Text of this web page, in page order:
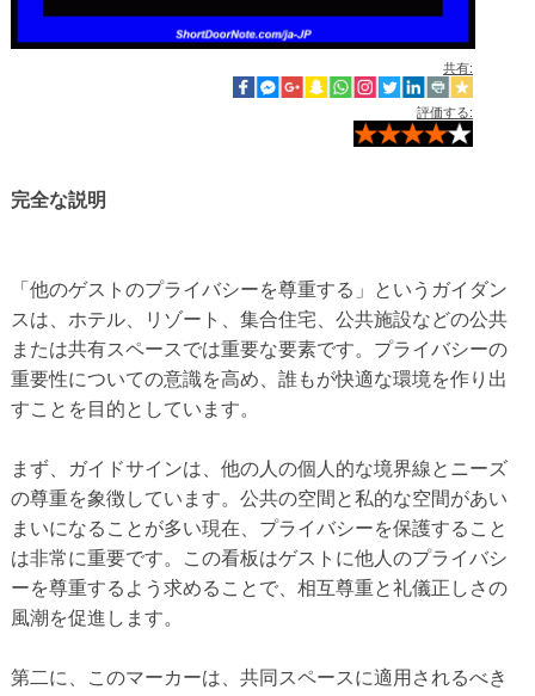
共有:
評価する:
完全な説明
「他のゲストのプライバシーを尊重する」というガイダン
スは、ホテル、リゾート、集合住宅、公共施設などの公共
または共有スペースでは重要な要素です。プライバシーの
重要性についての意識を高め、誰もが快適な環境を作り出
すことを目的としています。
まず、ガイドサインは、他の人の個人的な境界線とニーズ
の尊重を象徴しています。公共の空間と私的な空間があい
まいになることが多い現在、プライバシーを保護すること
は非常に重要です。この看板はゲストに他人のプライバシ
ーを尊重するよう求めることで、相互尊重と礼儀正しさの
風潮を促進します。
第二に、このマーカーは、共同スペースに適用されるべき